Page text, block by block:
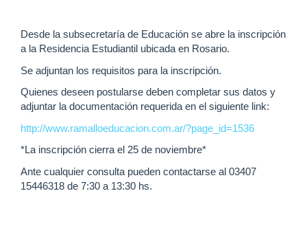
Desde la subsecretaría de Educación se abre la inscripción
a la Residencia Estudiantil ubicada en Rosario.
Se adjuntan los requisitos para la inscripción.
Quienes deseen postularse deben completar sus datos y
adjuntar la documentación requerida en el siguiente link:
http://www.ramalloeducacion.com.ar/?page_id=1536
*La inscripción cierra el 25 de noviembre*
Ante cualquier consulta pueden contactarse al 03407
15446318 de 7:30 a 13:30 hs.